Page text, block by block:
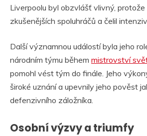
Liverpoolu byl obzvlášť vlivný, protože
zkušenějších spoluhráčů a čelil
Další významnou událostí byla jeho
národním týmu během mistrovství
pomohl vést tým do finále. Jeho
široké uznání a upevnily jeho pověst
defenzivního záložníka.
Osobní výzvy a triumfy